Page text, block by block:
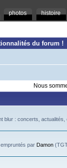
photos histoire
du forum !
Nous
: concerts,
par Damon